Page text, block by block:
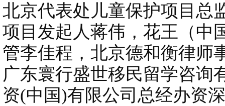
北京代表处儿童保护项目总
项目发起人蒋伟，花王（中
管李佳程，北京德和衡律师
广东寰行盛世移民留学咨询
资(中国)有限公司总经办资